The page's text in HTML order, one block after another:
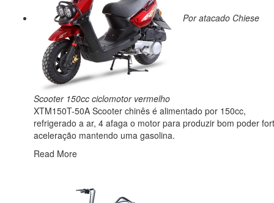
Por atacado Chiese
Scooter 150cc ciclomotor vermelho
XTM150T-50A Scooter chinês é alimentado por 150cc,
refrigerado a ar, 4 afaga o motor para produzir bom poder
aceleração mantendo uma gasolina.
Read More